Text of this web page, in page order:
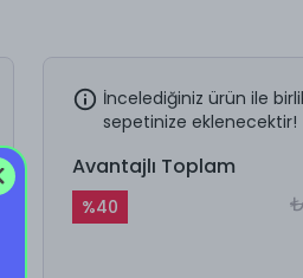
İncelediğiniz ürün ile
sepetinize eklenecektir!
Avantajlı Toplam
%40